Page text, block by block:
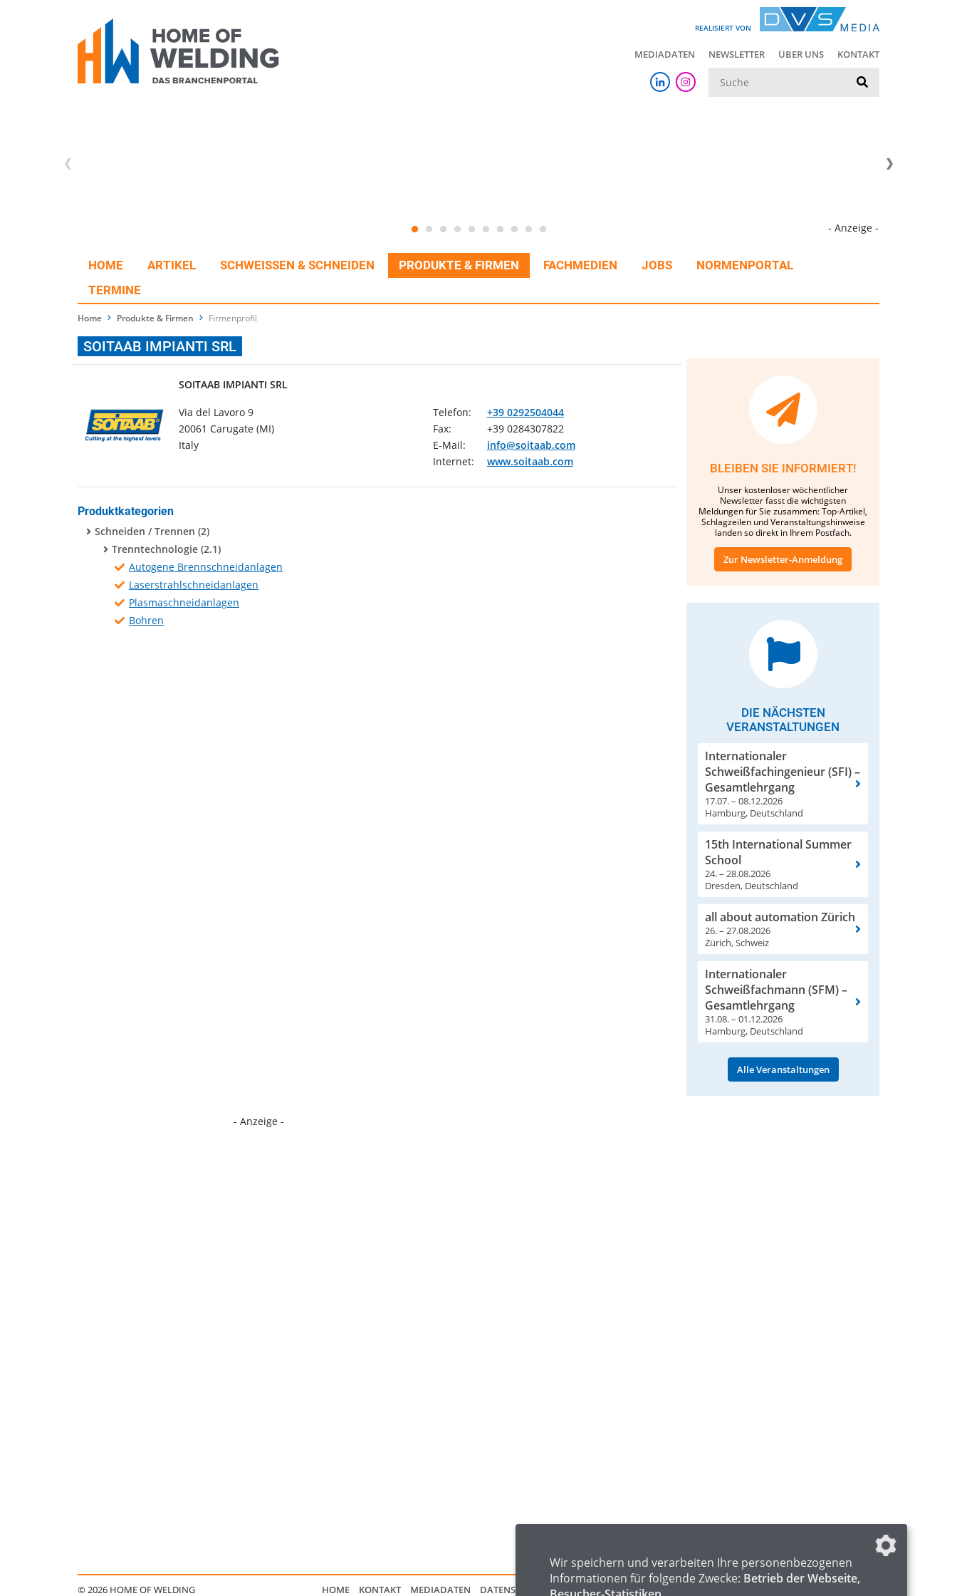
REALISIERT VON
MEDIADATEN NEWSLETTER ÜBER UNS KONTAKT
- Anzeige -
HOME ARTIKEL SCHWEISSEN & SCHNEIDEN PRODUKTE & FIRMEN FACHMEDIEN JOBS
NORMENPORTAL
TERMINE
Home Produkte & Firmen Firmenprofil
SOITAAB IMPIANTI SRL
SOITAAB IMPIANTI SRL
Via del Lavoro 9
20061 Carugate (MI)
Italy
Telefon:
+39 0292504044
Fax:
+39 0284307822
E-Mail:
info@soitaab.com
Internet:
www.soitaab.com
Produktkategorien
Schneiden / Trennen (2)
Trenntechnologie (2.1)
Autogene Brennschneidanlagen
Laserstrahlschneidanlagen
Plasmaschneidanlagen
Bohren
BLEIBEN SIE INFORMIERT!
Unser kostenloser wöchentlicher
Newsletter fasst die wichtigsten
Meldungen für Sie zusammen: Top-Artikel,
Schlagzeilen und Veranstaltungshinweise
landen so direkt in Ihrem Postfach.
Zur Newsletter-Anmeldung
DIE NÄCHSTEN
VERANSTALTUNGEN
Internationaler
Schweißfachingenieur (SFI) –
Gesamtlehrgang
17.07. – 08.12.2026
Hamburg, Deutschland
15th International Summer
School
24. – 28.08.2026
Dresden, Deutschland
all about automation Zürich
26. – 27.08.2026
Zürich, Schweiz
Internationaler
Schweißfachmann (SFM) –
Gesamtlehrgang
31.08. – 01.12.2026
Hamburg, Deutschland
Alle Veranstaltungen
- Anzeige -
© 2026 HOME OF WELDING HOME KONTAKT MEDIADATEN DATENSCHUTZ IMPRESSUM FAQ
Wir speichern und verarbeiten Ihre personenbezogenen
Informationen für folgende Zwecke: Betrieb der Webseite,